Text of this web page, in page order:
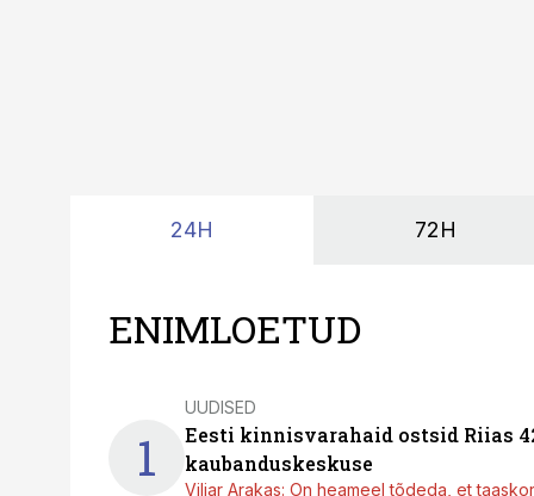
24H 72H
ENIMLOETUD
1
UUDISED
Eesti kinnisvarahaid ostsid Riias
kaubanduskeskuse
Viljar Arakas: On heameel tõdeda, et